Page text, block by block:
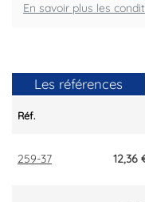
En savoir plus les
Les références
Réf.
259-37 12,36